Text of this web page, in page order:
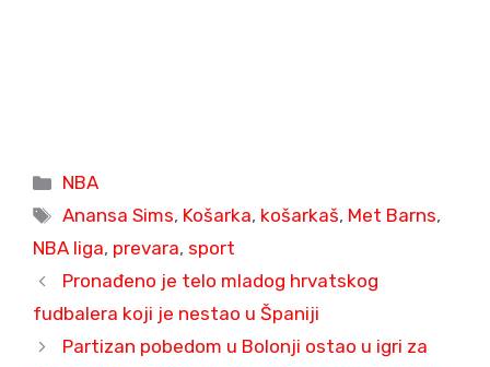
Categories
NBA
Tags
Anansa Sims, Košarka, košarkaš, Met Barns,
NBA liga, prevara, sport
Pronađeno je telo mladog hrvatskog
fudbalera koji je nestao u Španiji
Partizan pobedom u Bolonji ostao u igri za